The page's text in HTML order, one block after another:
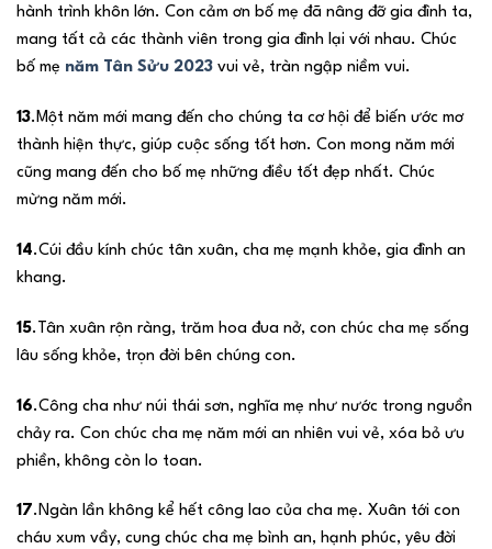
hành trình khôn lớn. Con cảm ơn bố mẹ đã nâng đỡ gia đình ta,
mang tất cả các thành viên trong gia đình lại với nhau. Chúc
bố mẹ năm Tân Sửu 2023 vui vẻ, tràn ngập niềm vui.
13.Một năm mới mang đến cho chúng ta cơ hội để biến ước mơ
thành hiện thực, giúp cuộc sống tốt hơn. Con mong năm mới
cũng mang đến cho bố mẹ những điều tốt đẹp nhất. Chúc
mừng năm mới.
14.Cúi đầu kính chúc tân xuân, cha mẹ mạnh khỏe, gia đình an
khang.
15.Tân xuân rộn ràng, trăm hoa đua nở, con chúc cha mẹ sống
lâu sống khỏe, trọn đời bên chúng con.
16.Công cha như núi thái sơn, nghĩa mẹ như nước trong nguồn
chảy ra. Con chúc cha mẹ năm mới an nhiên vui vẻ, xóa bỏ ưu
phiền, không còn lo toan.
17.Ngàn lần không kể hết công lao của cha mẹ. Xuân tới con
cháu xum vầy, cung chúc cha mẹ bình an, hạnh phúc, yêu đời